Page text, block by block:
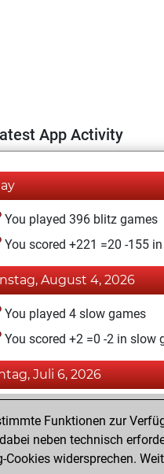
App Activity
You played 396 blitz games
You scored +221 =20 -155
August 4, 2026
You played 4 slow games
You scored +2 =0 -2 in slow
Juli 6, 2026
You solved 29048 tactics
You achieved an Elo of
Funktionen zur
neben technisch
widersprechen.